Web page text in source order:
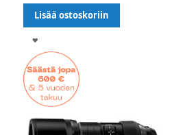
Lisää ostoskoriin
TOIVELISTALLE